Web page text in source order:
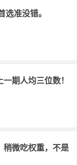
选准没错。
期人均三位数！
稍微吃权重，不是